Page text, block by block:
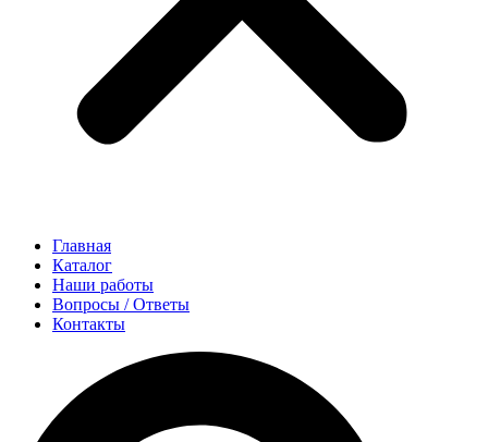
Главная
Каталог
Наши работы
Вопросы / Ответы
Контакты